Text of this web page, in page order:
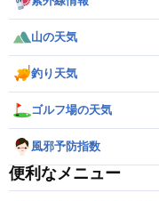
山の天気
釣り天気
ゴルフ場の天気
風邪予防指数
便利なメニュー